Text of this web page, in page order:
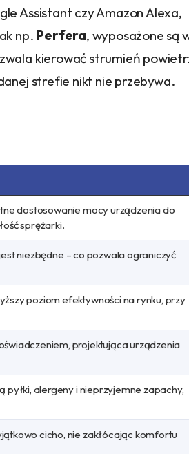
Assistant czy Amazon Alexa,
np. Perfera, wyposażone są
kierować strumień
strefie nikt nie przebywa.
dostosowanie mocy urządzenia do
sprężarki.
niezbędne – co pozwala ograniczyć
poziom efektywności na rynku, przy
projektująca urządzenia
alergeny i nieprzyjemne zapachy,
cicho, nie zakłócając komfortu